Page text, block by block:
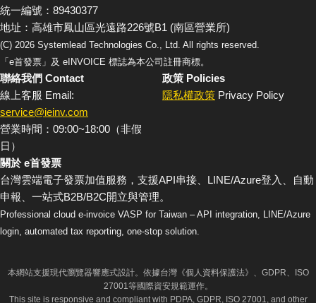
統一編號：89430377
地址：高雄市鳳山區光遠路226號B1 (南區營業所)
(C) 2026 Systemlead Technologies Co., Ltd. All rights reserved.
「e首發票」及 eINVOICE 標誌為本公司註冊商標。
聯絡我們 Contact
線上客服 Email:
service@ieinv.com
營業時間：09:00~18:00（非假
日）
政策 Policies
隱私權政策 Privacy Policy
關於 e首發票
台灣雲端電子發票加值服務，支援API串接、LINE/Azure登入、自動
申報、一站式B2B/B2C開立與管理。
Professional cloud e-invoice VASP for Taiwan – API integration, LINE/Azure
login, automated tax reporting, one-stop solution.
本網站支援現代瀏覽器響應式設計。依據台灣《個人資料保護法》、GDPR、ISO
27001等國際資安規範運作。
This site is responsive and compliant with PDPA, GDPR, ISO 27001, and other